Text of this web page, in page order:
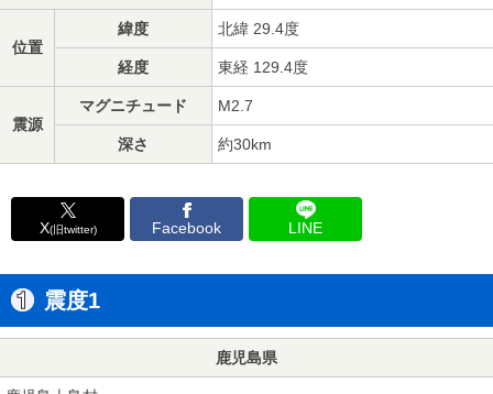
位置
緯度 北緯 29.4度
経度 東経 129.4度
震源
マグニチュード M2.7
深さ 約30km
X(旧twitter) Facebook LINE
震度1
鹿児島県